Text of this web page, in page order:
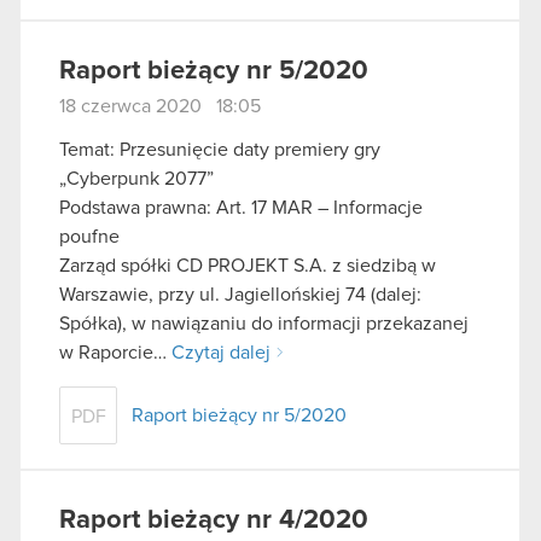
Raport bieżący nr 5/2020
18 czerwca 2020 18:05
Temat: Przesunięcie daty premiery gry
„Cyberpunk 2077”
Podstawa prawna: Art. 17 MAR – Informacje
poufne
Zarząd spółki CD PROJEKT S.A. z siedzibą w
Warszawie, przy ul. Jagiellońskiej 74 (dalej:
Spółka), w nawiązaniu do informacji przekazanej
w Raporcie… Czytaj dalej
PDF Raport bieżący nr 5/2020
Raport bieżący nr 4/2020